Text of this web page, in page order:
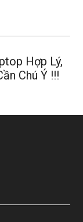
Hợp Lý,
Chú Ý !!!